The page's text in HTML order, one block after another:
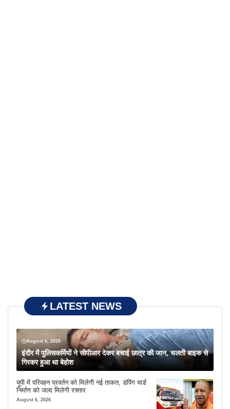
LATEST NEWS
August 6, 2026
इंदौर में पुलिसकर्मियों ने सीपीआर देकर बचाई छात्र की जान, चलती बाइक से
गिरकर हुआ था बेहोश
यूपी में परिवहन प्रवर्तन को मिलेगी नई ताकत, डंपिंग यार्ड
निर्माण को जल्द मिलेगी रफ्तार
August 6, 2026